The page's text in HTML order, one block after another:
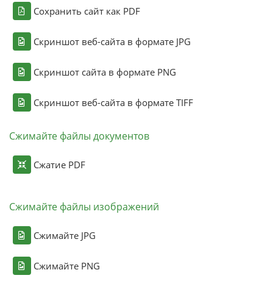
Сохранить сайт как PDF
Скриншот веб-сайта в формате JPG
Скриншот сайта в формате PNG
Скриншот веб-сайта в формате TIFF
Сжимайте файлы документов
Сжатие PDF
Сжимайте файлы изображений
Сжимайте JPG
Сжимайте PNG